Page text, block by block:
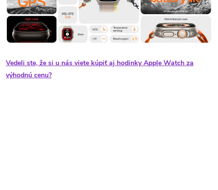
Vedeli ste, že si u nás viete kúpiť aj hodinky Apple Watch za
výhodnú cenu?